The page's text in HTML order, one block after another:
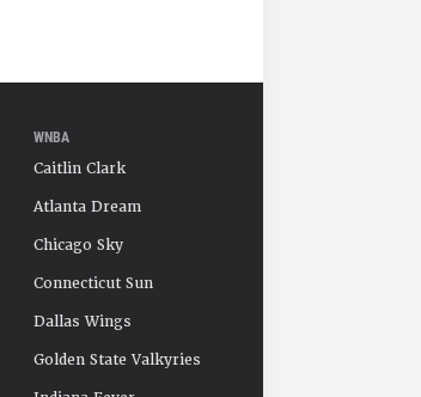
WNBA
Caitlin Clark
Atlanta Dream
Chicago Sky
Connecticut Sun
Dallas Wings
Golden State Valkyries